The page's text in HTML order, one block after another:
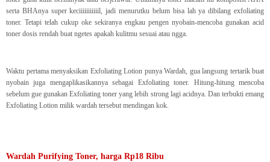
serta BHAnya super keciiiiiiiiiiil, jadi menurutku belum bisa lah ya dibilang exfoliating
toner. Tetapi telah cukup oke sekiranya engkau pengen nyobain-mencoba gunakan acid
toner dosis rendah buat ngetes apakah kulitmu sesuai atau ngga.
Waktu pertama menyaksikan Exfoliating Lotion punya Wardah, gua langsung tertarik buat
nyobain juga mengaplikasikannya sebagai Exfoliating toner. Hitung-hitung mencoba
sebelum gue gunakan Exfoliating toner yang lebih strong lagi acidnya. Dan terbukti emang
Exfoliating Lotion milik wardah tersebut mendingan kok.
Wardah Purifying Toner, harga Rp18 Ribu